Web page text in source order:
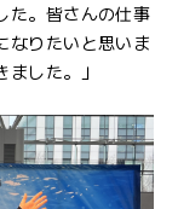
た。皆さんの仕事
なりたいと思いま
した。」